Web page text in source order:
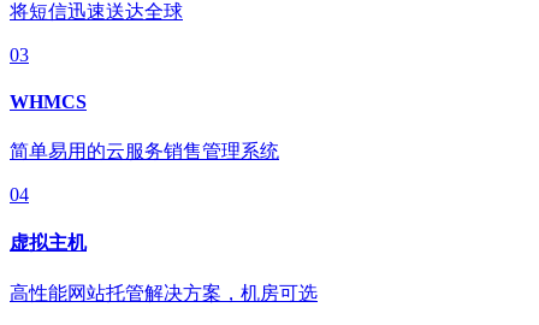
将短信迅速送达全球
03
WHMCS
简单易用的云服务销售管理系统
04
虚拟主机
高性能网站托管解决方案，机房可选